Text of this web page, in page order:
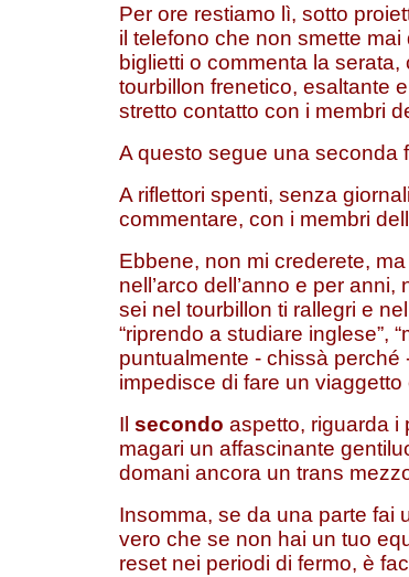
Per ore restiamo lì, sotto
il telefono che non smette
biglietti o commenta la
tourbillon frenetico, esaltante
stretto contatto con i membri
A questo segue una seconda
A riflettori spenti, senza
commentare, con i membri
Ebbene, non mi crederete,
nell’arco dell’anno e per
sei nel tourbillon ti rallegri e
“riprendo a studiare inglese”,
puntualmente - chissà perché
impedisce di fare un viaggetto
Il secondo aspetto, riguarda i
magari un affascinante
domani ancora un trans
Insomma, se da una parte fai
vero che se non hai un tuo
reset nei periodi di fermo, è